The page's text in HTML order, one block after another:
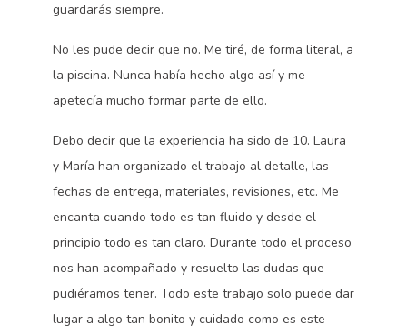
guardarás siempre.
No les pude decir que no. Me tiré, de forma literal, a
la piscina. Nunca había hecho algo así y me
apetecía mucho formar parte de ello.
Debo decir que la experiencia ha sido de 10. Laura
y María han organizado el trabajo al detalle, las
fechas de entrega, materiales, revisiones, etc. Me
encanta cuando todo es tan fluido y desde el
principio todo es tan claro. Durante todo el proceso
nos han acompañado y resuelto las dudas que
pudiéramos tener. Todo este trabajo solo puede dar
lugar a algo tan bonito y cuidado como es este